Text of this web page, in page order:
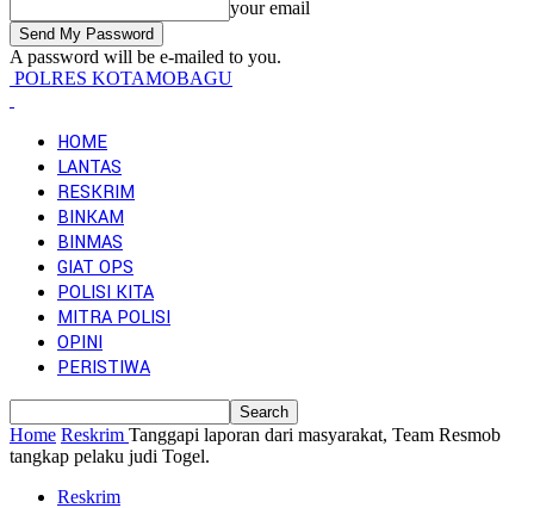
your email
A password will be e-mailed to you.
POLRES KOTAMOBAGU
HOME
LANTAS
RESKRIM
BINKAM
BINMAS
GIAT OPS
POLISI KITA
MITRA POLISI
OPINI
PERISTIWA
Home Reskrim Tanggapi laporan dari masyarakat, Team Resmob
tangkap pelaku judi Togel.
Reskrim